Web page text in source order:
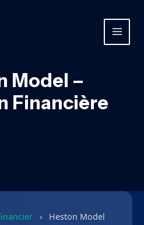
MAIN
Model –
Financière
› Heston Model